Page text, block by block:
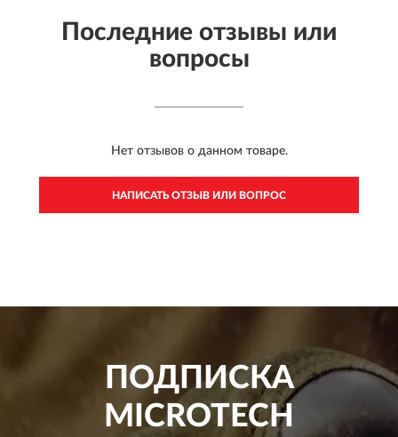
Последние отзывы или
вопросы
Нет отзывов о данном товаре.
НАПИСАТЬ ОТЗЫВ ИЛИ ВОПРОС
ПОДПИСКА
MICROTECH